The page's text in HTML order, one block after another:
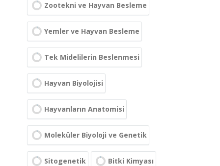
Zootekni ve Hayvan Besleme
Yemler ve Hayvan Besleme
Tek Midelilerin Beslenmesi
Hayvan Biyolojisi
Hayvanların Anatomisi
Moleküler Biyoloji ve Genetik
Sitogenetik Bitki Kimyası